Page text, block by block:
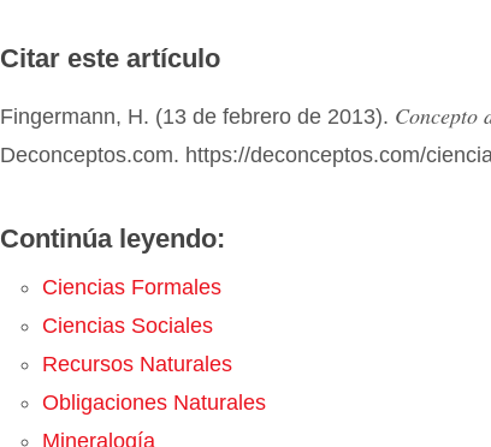
Citar este artículo
Fingermann, H. (13 de febrero de 2013). Concepto
Deconceptos.com. https://deconceptos.com/
Continúa leyendo:
Ciencias Formales
Ciencias Sociales
Recursos Naturales
Obligaciones Naturales
Mineralogía